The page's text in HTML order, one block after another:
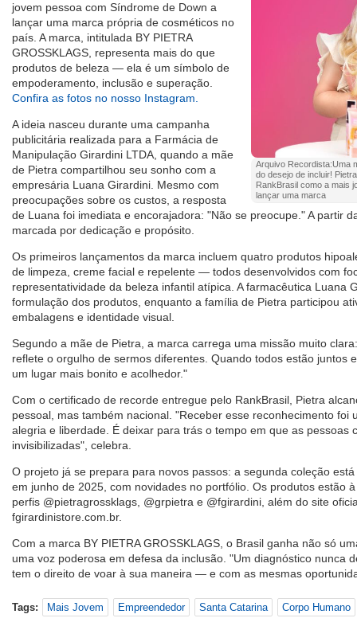
Arquivo Recordista:Uma
do desejo de incluir!
RankBrasil como a mais
lançar uma marca
jovem pessoa com Síndrome de Down a
lançar uma marca própria de cosméticos no
país. A marca, intitulada BY PIETRA
GROSSKLAGS, representa mais do que
produtos de beleza — ela é um símbolo de
empoderamento, inclusão e superação.
Confira as fotos no nosso Instagram.
A ideia nasceu durante uma campanha
publicitária realizada para a Farmácia de
Manipulação Girardini LTDA, quando a mãe
de Pietra compartilhou seu sonho com a
empresária Luana Girardini. Mesmo com
preocupações sobre os custos, a resposta
de Luana foi imediata e encorajadora: "Não se preocupe." A partir
marcada por dedicação e propósito.
Os primeiros lançamentos da marca incluem quatro produtos
de limpeza, creme facial e repelente — todos desenvolvidos com
representatividade da beleza infantil atípica. A farmacêutica Luana
formulação dos produtos, enquanto a família de Pietra participou
embalagens e identidade visual.
Segundo a mãe de Pietra, a marca carrega uma missão muito
reflete o orgulho de sermos diferentes. Quando todos estão juntos
um lugar mais bonito e acolhedor."
Com o certificado de recorde entregue pelo RankBrasil, Pietra
pessoal, mas também nacional. "Receber esse reconhecimento foi
alegria e liberdade. É deixar para trás o tempo em que as pessoas
invisibilizadas", celebra.
O projeto já se prepara para novos passos: a segunda coleção
em junho de 2025, com novidades no portfólio. Os produtos estão
perfis @pietragrossklags, @grpietra e @fgirardini, além do site
fgirardinistore.com.br.
Com a marca BY PIETRA GROSSKLAGS, o Brasil ganha não só
uma voz poderosa em defesa da inclusão. "Um diagnóstico nunca
tem o direito de voar à sua maneira — e com as mesmas
Tags: Mais Jovem Empreendedor Santa Catarina Corpo Humano